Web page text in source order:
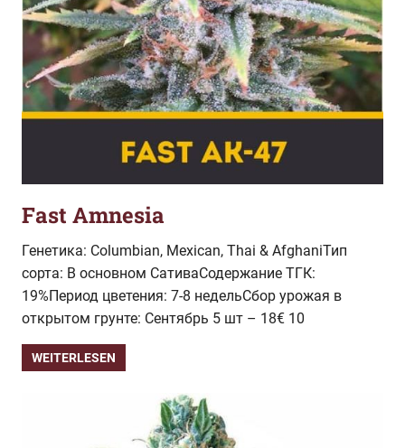
Fast Amnesia
Генетика: Columbian, Mexican, Thai & AfghaniТип
сорта: В основном СативаСодержание ТГК:
19%Период цветения: 7-8 недельСбор урожая в
открытом грунте: Сентябрь 5 шт – 18€ 10
WEITERLESEN